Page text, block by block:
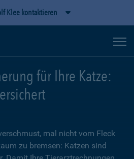
Klee kontaktieren
für Ihre Katze:
mal nicht vom Fleck
zu bremsen: Katzen sind